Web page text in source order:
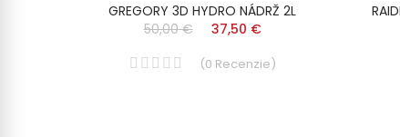
GREGORY 3D HYDRO NÁDRŽ 2L
50,00 €
37,50 €
(0 Recenzie)